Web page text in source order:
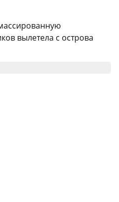
вылетела с острова